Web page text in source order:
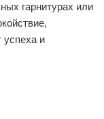
гарнитурах или
успеха и